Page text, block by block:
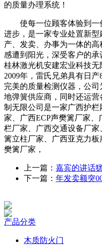
的质量办理系统！
使每一位顾客体验到一
进步，是一家专业处置新
产、发卖、办事为一体的
感遭到阳光，深受客户的承
桂林激光机安建宏业科技
2009年，雷氏兄弟具有日
完美的质量检测仪器，公司
地弹簧供应商，同时还运
制无限公司是一家广西护
家、广西ECP声樊篱厂家
栏厂家、广西交通设备厂
篱立柱厂家、广西亚克力
樊篱厂家，
上一篇： 嘉宾的讲话
下一篇： 年发卖额突
产品分类
木质防火门